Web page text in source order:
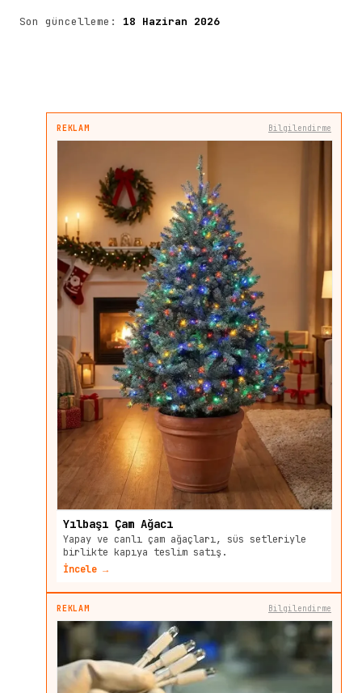
Son güncelleme: 18 Haziran 2026
REKLAM Bilgilendirme
Yılbaşı Çam Ağacı
Yapay ve canlı çam ağaçları, süs setleriyle
birlikte kapıya teslim satış.
İncele →
REKLAM Bilgilendirme